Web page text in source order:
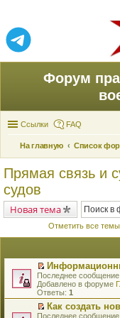
Форум
Ссылки FAQ
На главную Список
Прямая связь и
судов
Новая тема
Отметить все
П
е
р
е
й
т
Последнее сообщение
Добавлено в форуме
Ответы: 1
П
Как создать
Последнее сообщение